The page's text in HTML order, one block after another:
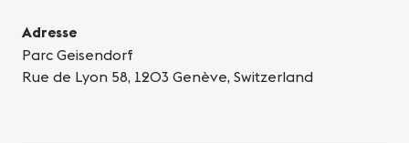
Adresse
Parc Geisendorf
Rue de Lyon 58, 1203 Genève, Switzerland